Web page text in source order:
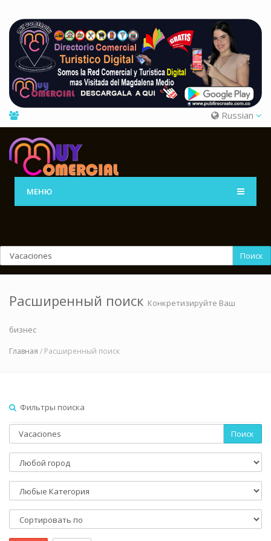
Russian
МЕНЮ
Поиск
Расширенный поиск Конкретизируйте Ваш
бизнес
Главная / Расширенный поиск
Фильтры поиска
Поиск